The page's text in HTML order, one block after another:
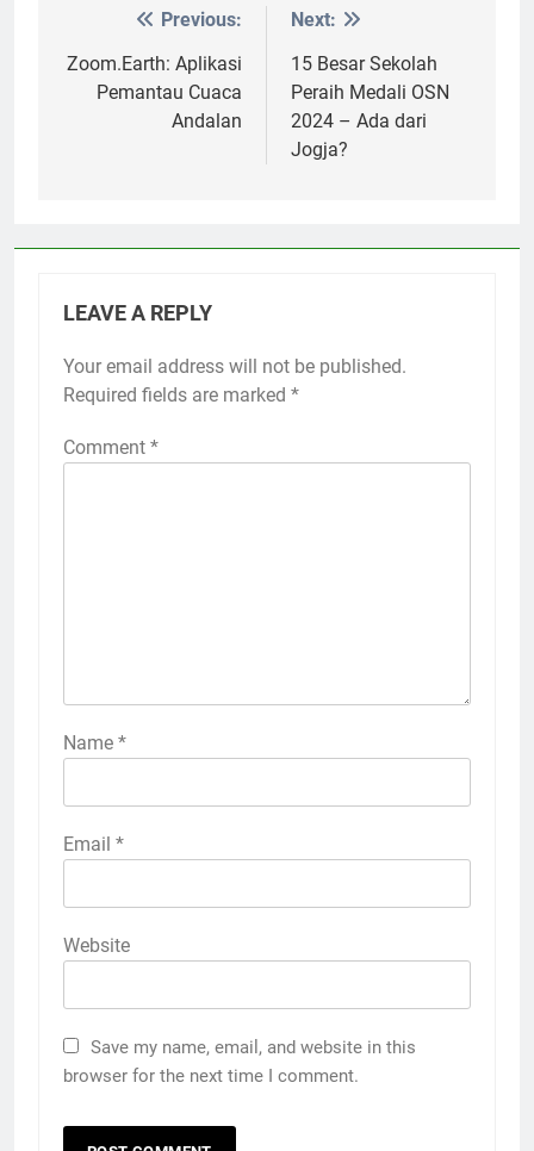
navigation
Previous:
Zoom.Earth: Aplikasi
Pemantau Cuaca
Andalan
Next:
15 Besar Sekolah
Peraih Medali OSN
2024 – Ada dari
Jogja?
LEAVE A REPLY
Your email address will not be published.
Required fields are marked *
Comment *
Name *
Email *
Website
Save my name, email, and website in this
browser for the next time I comment.